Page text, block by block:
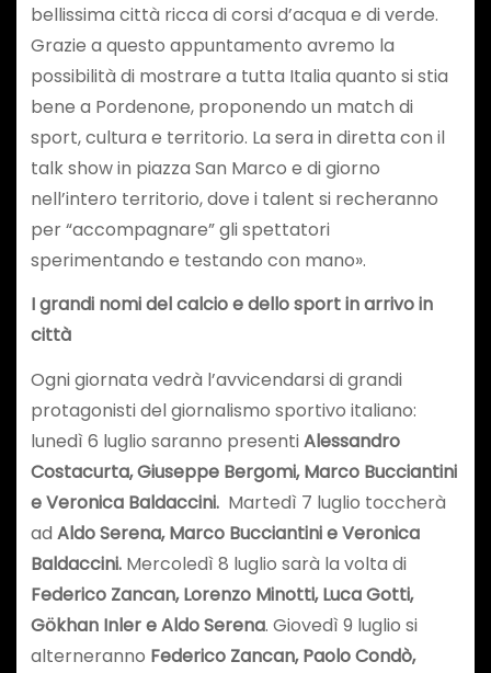
bellissima città ricca di corsi d’acqua e di verde.
Grazie a questo appuntamento avremo la
possibilità di mostrare a tutta Italia quanto si stia
bene a Pordenone, proponendo un match di
sport, cultura e territorio. La sera in diretta con il
talk show in piazza San Marco e di giorno
nell’intero territorio, dove i talent si recheranno
per “accompagnare” gli spettatori
sperimentando e testando con mano».
I grandi nomi del calcio e dello sport in arrivo in
città
Ogni giornata vedrà l’avvicendarsi di grandi
protagonisti del giornalismo sportivo italiano:
lunedì 6 luglio saranno presentiAlessandro
Costacurta, Giuseppe Bergomi, Marco Bucciantini
e Veronica Baldaccini. Martedì 7 luglio toccherà
ad Aldo Serena, Marco Bucciantini e Veronica
Baldaccini. Mercoledì 8 luglio sarà la volta di
Federico Zancan, Lorenzo Minotti, Luca Gotti,
Gökhan Inler e Aldo Serena. Giovedì 9 luglio si
alterneranno Federico Zancan, Paolo Condò,